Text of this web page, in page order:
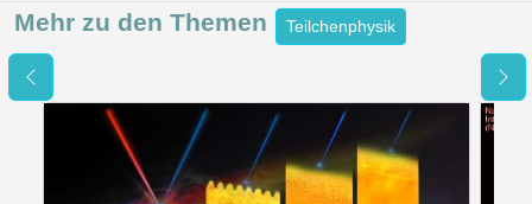
Mehr zu den Themen Teilchenphysik